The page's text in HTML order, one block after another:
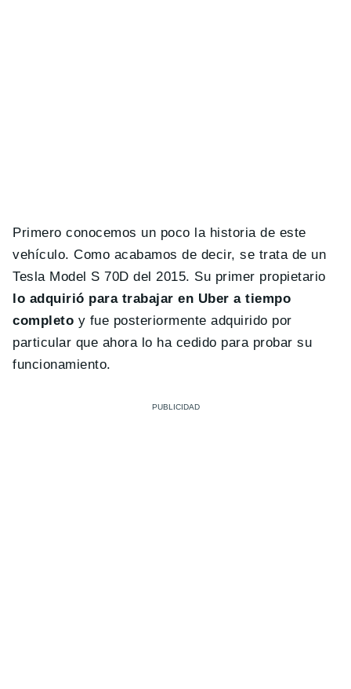
Primero conocemos un poco la historia de este
vehículo. Como acabamos de decir, se trata de un
Tesla Model S 70D del 2015. Su primer propietario
lo adquirió para trabajar en Uber a tiempo
completo y fue posteriormente adquirido por
particular que ahora lo ha cedido para probar su
funcionamiento.